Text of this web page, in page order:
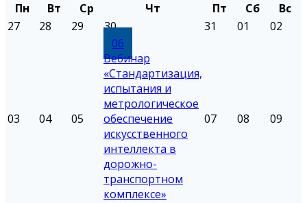
Пн
Вт Ср Чт Пт Сб
Вс
27
28 29 30 31 01 02
03 04 05
06
Вебинар
«Стандартизация,
испытания и
метрологическое
обеспечение
искусственного
интеллекта в
дорожно-
транспортном
комплексе»
07 08 09